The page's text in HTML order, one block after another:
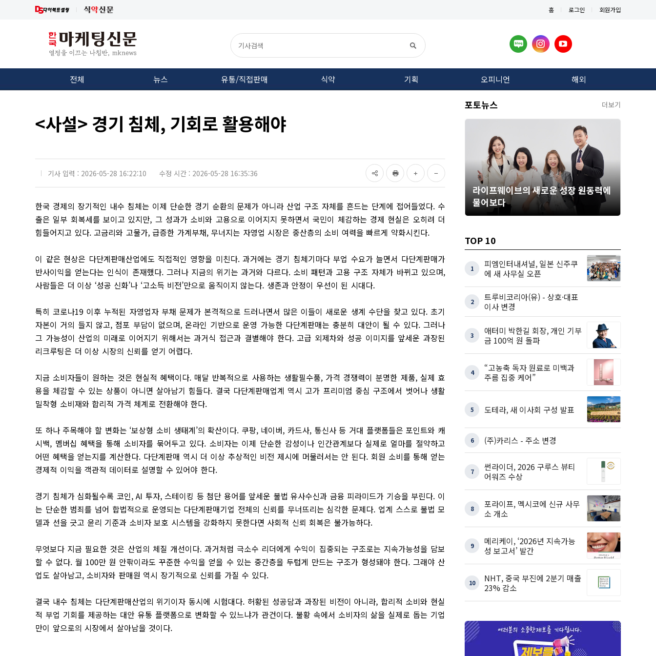
홈 로그인 회원가입
전체 뉴스 유통/직접판매 식약 기획 오피니언 해외
<사설> 경기 침체, 기회로 활용해야
기사 입력 : 2026-05-28 16:22:10 수정 시간 : 2026-05-28 16:35:36
한국 경제의 장기적인 내수 침체는 이제 단순한 경기 순환의 문제가 아니라 산업 구조 자체를 흔드는 단계에 접어들었다. 수
출은 일부 회복세를 보이고 있지만, 그 성과가 소비와 고용으로 이어지지 못하면서 국민이 체감하는 경제 현실은 오히려 더
힘들어지고 있다. 고금리와 고물가, 급증한 가계부채, 무너지는 자영업 시장은 중산층의 소비 여력을 빠르게 약화시킨다.
이 같은 현상은 다단계판매산업에도 직접적인 영향을 미친다. 과거에는 경기 침체기마다 부업 수요가 늘면서 다단계판매가
반사이익을 얻는다는 인식이 존재했다. 그러나 지금의 위기는 과거와 다르다. 소비 패턴과 고용 구조 자체가 바뀌고 있으며,
사람들은 더 이상 ‘성공 신화’나 ‘고소득 비전’만으로 움직이지 않는다. 생존과 안정이 우선이 된 시대다.
특히 코로나19 이후 누적된 자영업자 부채 문제가 본격적으로 드러나면서 많은 이들이 새로운 생계 수단을 찾고 있다. 초기
자본이 거의 들지 않고, 점포 부담이 없으며, 온라인 기반으로 운영 가능한 다단계판매는 충분히 대안이 될 수 있다. 그러나
그 가능성이 산업의 미래로 이어지기 위해서는 과거식 접근과 결별해야 한다. 고급 외제차와 성공 이미지를 앞세운 과장된
리크루팅은 더 이상 시장의 신뢰를 얻기 어렵다.
지금 소비자들이 원하는 것은 현실적 혜택이다. 매달 반복적으로 사용하는 생활필수품, 가격 경쟁력이 분명한 제품, 실제 효
용을 체감할 수 있는 상품이 아니면 살아남기 힘들다. 결국 다단계판매업계 역시 고가 프리미엄 중심 구조에서 벗어나 생활
밀착형 소비재와 합리적 가격 체계로 전환해야 한다.
또 하나 주목해야 할 변화는 ‘보상형 소비 생태계’의 확산이다. 쿠팡, 네이버, 카드사, 통신사 등 거대 플랫폼들은 포인트와 캐
시백, 멤버십 혜택을 통해 소비자를 묶어두고 있다. 소비자는 이제 단순한 감성이나 인간관계보다 실제로 얼마를 절약하고
어떤 혜택을 얻는지를 계산한다. 다단계판매 역시 더 이상 추상적인 비전 제시에 머물러서는 안 된다. 회원 소비를 통해 얻는
경제적 이익을 객관적 데이터로 설명할 수 있어야 한다.
경기 침체가 심화될수록 코인, AI 투자, 스테이킹 등 첨단 용어를 앞세운 불법 유사수신과 금융 피라미드가 기승을 부린다. 이
는 단순한 범죄를 넘어 합법적으로 운영되는 다단계판매기업 전체의 신뢰를 무너뜨리는 심각한 문제다. 업계 스스로 불법 모
델과 선을 긋고 윤리 기준과 소비자 보호 시스템을 강화하지 못한다면 사회적 신뢰 회복은 불가능하다.
무엇보다 지금 필요한 것은 산업의 체질 개선이다. 과거처럼 극소수 리더에게 수익이 집중되는 구조로는 지속가능성을 담보
할 수 없다. 월 100만 원 안팎이라도 꾸준한 수익을 얻을 수 있는 중간층을 두텁게 만드는 구조가 형성돼야 한다. 그래야 산
업도 살아남고, 소비자와 판매원 역시 장기적으로 신뢰를 가질 수 있다.
결국 내수 침체는 다단계판매산업의 위기이자 동시에 시험대다. 허황된 성공담과 과장된 비전이 아니라, 합리적 소비와 현실
적 부업 기회를 제공하는 대안 유통 플랫폼으로 변화할 수 있느냐가 관건이다. 불황 속에서 소비자의 삶을 실제로 돕는 기업
만이 앞으로의 시장에서 살아남을 것이다.
포토뉴스 더보기
라이프웨이브의 새로운 성장 원동력에
물어보다
TOP 10
1
피엠인터내셔널, 일본 신주쿠
에 새 사무실 오픈
2
트루비코리아(유) - 상호·대표
이사 변경
3
애터미 박한길 회장, 개인 기부
금 100억 원 돌파
4
“고농축 독자 원료로 미백과
주름 집중 케어”
5 도테라, 새 이사회 구성 발표
6 (주)카리스 - 주소 변경
7
썬라이더, 2026 구루스 뷰티
어워즈 수상
8
포라이프, 멕시코에 신규 사무
소 개소
9
메리케이, ‘2026년 지속가능
성 보고서’ 발간
10
NHT, 중국 부진에 2분기 매출
23% 감소